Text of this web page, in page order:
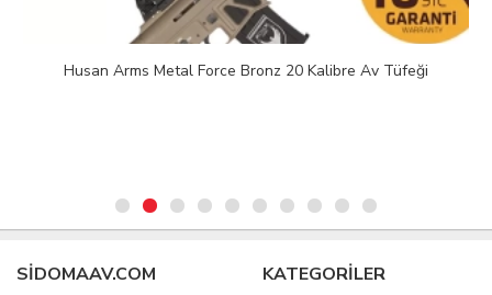
Husan Arms Metal Force Bronz 20 Kalibre Av Tüfeği
SIDOMAAV.COM KATEGORİLER